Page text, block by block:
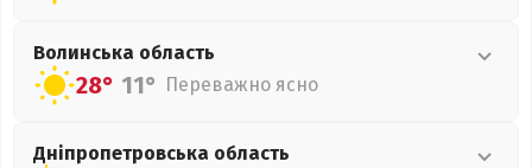
Волинська область
28° 11° Переважно ясно
Дніпропетровська область